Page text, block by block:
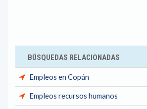
BÚSQUEDAS RELACIONADAS
Empleos en Copán
Empleos recursos humanos